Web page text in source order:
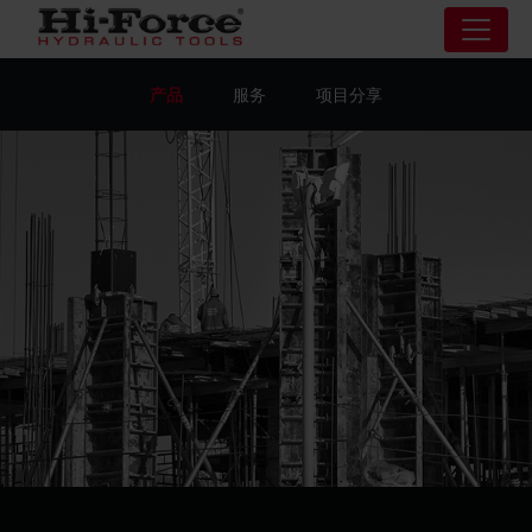
产品 服务 项目分享